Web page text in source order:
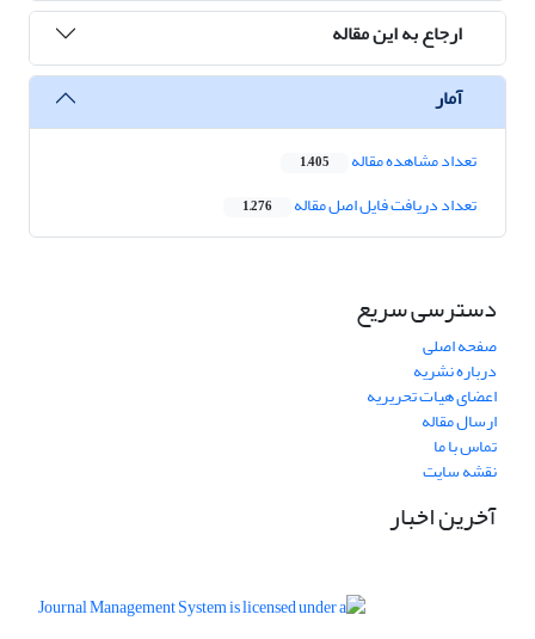
ارجاع به این مقاله
آمار
تعداد مشاهده مقاله 1,405
تعداد دریافت فایل اصل مقاله 1,276
دسترسی سریع
صفحه اصلی
درباره نشریه
اعضای هیات تحریریه
ارسال مقاله
تماس با ما
نقشه سایت
آخرین اخبار